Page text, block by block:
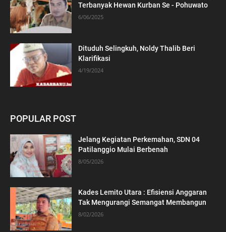
Terbanyak Hewan Kurban Se - Pohuwato
6/06/2025
Dituduh Selingkuh, Noldy Thalib Beri
Klarifikasi
4/19/2024
POPULAR POST
Jelang Kegiatan Perkemahan, SDN 04
Patilanggio Mulai Berbenah
8/05/2026
Kades Lemito Utara : Efisiensi Anggaran
Tak Mengurangi Semangat Membangun
8/02/2026